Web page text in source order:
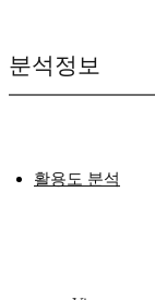
분석정보
활용도 분석